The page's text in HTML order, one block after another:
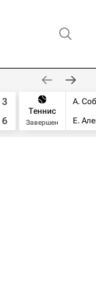
3
6
Теннис
Завершен
А.
Е.